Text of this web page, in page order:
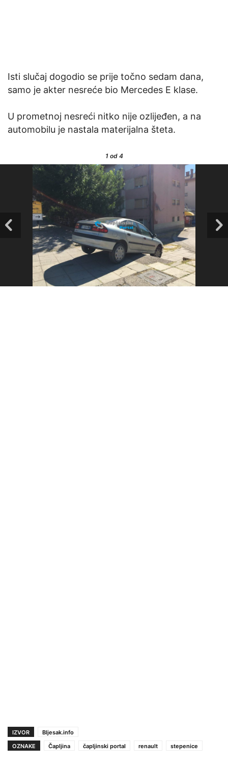
Isti slučaj dogodio se prije točno sedam dana,
samo je akter nesreće bio Mercedes E klase.
U prometnoj nesreći nitko nije ozlijeđen, a na
automobilu je nastala materijalna šteta.
1od 4
IZVOR
Bljesak.info
OZNAKE
Čapljina čapljinski portal renault stepenice